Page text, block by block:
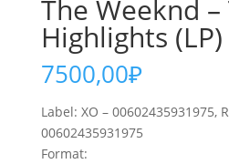
The Weeknd –
Highlights (LP)
7500,00₽
Label: XO – 00602435931975,
00602435931975
Format: